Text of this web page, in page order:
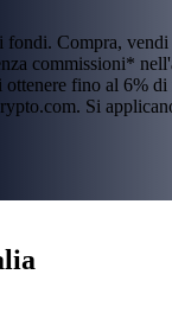
fondi. Compra,
commissioni*
fino al 6%
Si